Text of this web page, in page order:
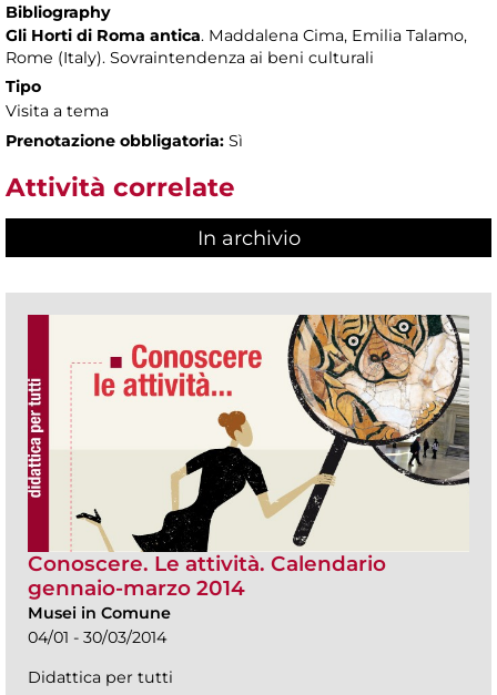
Bibliography
Gli Horti di Roma antica. Maddalena Cima, Emilia Talamo,
Rome (Italy). Sovraintendenza ai beni culturali
Tipo
Visita a tema
Prenotazione obbligatoria: Sì
Attività correlate
In archivio
Conoscere. Le attività. Calendario
gennaio-marzo 2014
Musei in Comune
04/01 - 30/03/2014
Didattica per tutti